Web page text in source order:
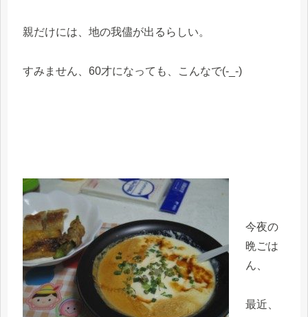
親だけには、地の我儘が出るらしい。
すみません、60才になっても、こんなで(-_-)
今夜の
晩ごは
ん、
最近、